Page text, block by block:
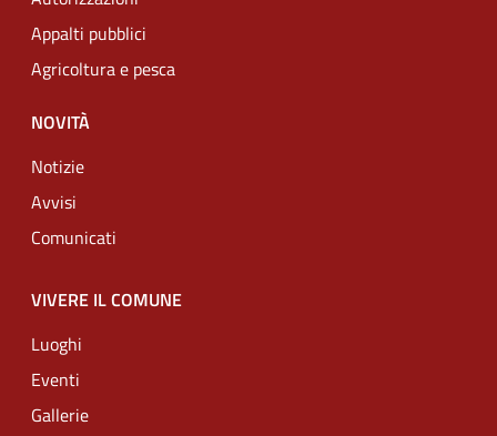
Appalti pubblici
Agricoltura e pesca
NOVITÀ
Notizie
Avvisi
Comunicati
VIVERE IL COMUNE
Luoghi
Eventi
Gallerie